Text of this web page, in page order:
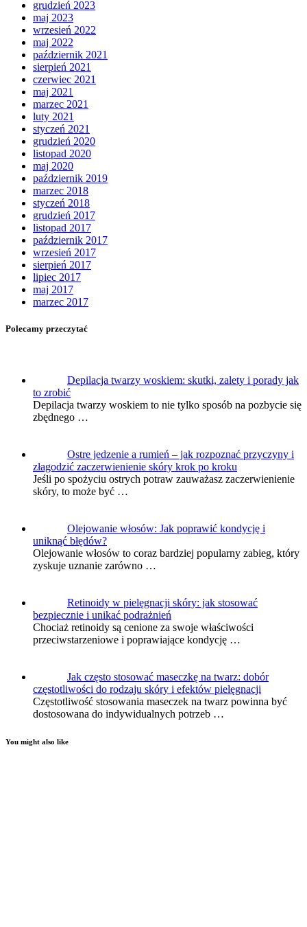
grudzień 2023
maj 2023
wrzesień 2022
maj 2022
październik 2021
sierpień 2021
czerwiec 2021
maj 2021
marzec 2021
luty 2021
styczeń 2021
grudzień 2020
listopad 2020
maj 2020
październik 2019
marzec 2018
styczeń 2018
grudzień 2017
listopad 2017
październik 2017
wrzesień 2017
sierpień 2017
lipiec 2017
maj 2017
marzec 2017
Polecamy przeczytać
Depilacja twarzy woskiem: skutki, zalety i porady jak
to zrobić
Depilacja twarzy woskiem to nie tylko sposób na pozbycie się
zbędnego …
Ostre jedzenie a rumień – jak rozpoznać przyczyny i
złagodzić zaczerwienienie skóry krok po kroku
Jeśli po spożyciu ostrych potraw zauważasz zaczerwienienie
skóry, to może być …
Olejowanie włosów: Jak poprawić kondycję i
uniknąć błędów?
Olejowanie włosów to coraz bardziej popularny zabieg, który
zyskuje uznanie zarówno …
Retinoidy w pielęgnacji skóry: jak stosować
bezpiecznie i unikać podrażnień
Chociaż retinoidy są cenione za swoje właściwości
przeciwstarzeniowe i poprawiające kondycję …
Jak często stosować maseczkę na twarz: dobór
częstotliwości do rodzaju skóry i efektów pielęgnacji
Częstotliwość stosowania maseczek na twarz powinna być
dostosowana do indywidualnych potrzeb …
You might also like